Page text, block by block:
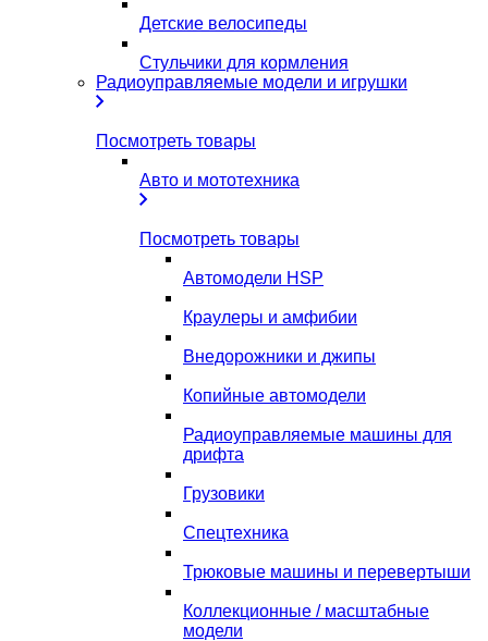
Детские велосипеды
Стульчики для кормления
Радиоуправляемые модели и игрушки
Посмотреть товары
Авто и мототехника
Посмотреть товары
Автомодели HSP
Краулеры и амфибии
Внедорожники и джипы
Копийные автомодели
Радиоуправляемые машины для
дрифта
Грузовики
Спецтехника
Трюковые машины и перевертыши
Коллекционные / масштабные
модели